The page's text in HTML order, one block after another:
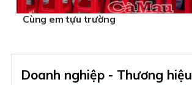
Cùng em tựu trường
Doanh nghiệp - Thương hiệu